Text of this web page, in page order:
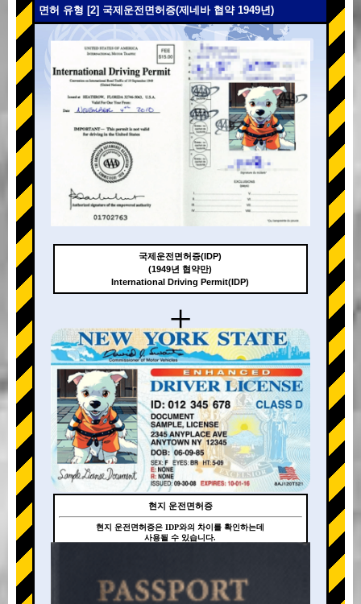
면허 유형 [2] 국제운전면허증(제네바 협약 1949년)
+
+
국제운전면허증(IDP)
(1949년 협약만)
International Driving Permit(IDP)
현지 운전면허증
현지 운전면허증은 IDP와의 차이를 확인하는데
사용될 수 있습니다.